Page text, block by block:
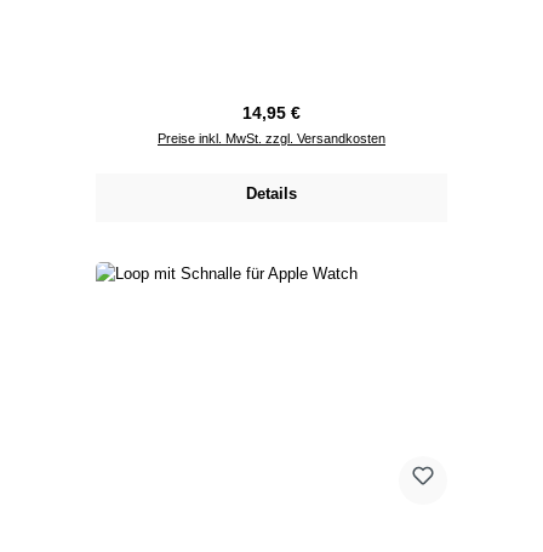
Regulärer Preis:
14,95 €
Preise inkl. MwSt. zzgl. Versandkosten
Details